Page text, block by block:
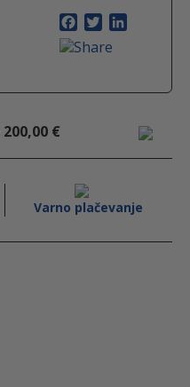
:
a
c
b
w
t
e
200,00 €
Varno plačevanje